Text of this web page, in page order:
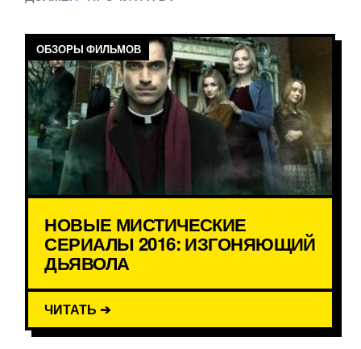
ОБЗОРЫ ФИЛЬМОВ
НОВЫЕ МИСТИЧЕСКИЕ
СЕРИАЛЫ 2016: ИЗГОНЯЮЩИЙ
ДЬЯВОЛА
ЧИТАТЬ ➔